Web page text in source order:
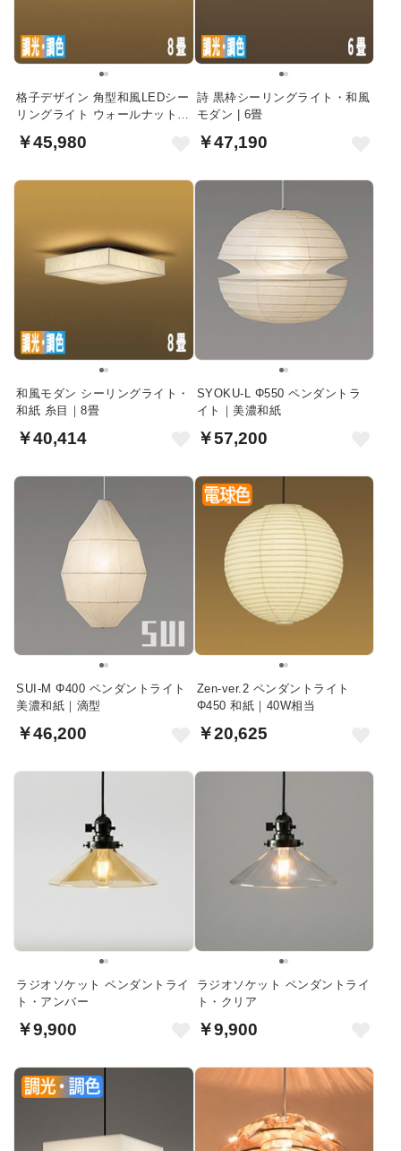
格子デザイン 角型和風LEDシー
リングライト ウォールナット調
￥45,980
詩 黒枠シーリングライト・和風
モダン | 6畳
￥47,190
和風モダン シーリングライト・
和紙 糸目｜8畳
￥40,414
SYOKU-L Φ550 ペンダントラ
イト｜美濃和紙
￥57,200
SUI-M Φ400 ペンダントライト
美濃和紙｜滴型
￥46,200
Zen-ver.2 ペンダントライト
Φ450 和紙｜40W相当
￥20,625
ラジオソケット ペンダントライ
ト・アンバー
￥9,900
ラジオソケット ペンダントライ
ト・クリア
￥9,900